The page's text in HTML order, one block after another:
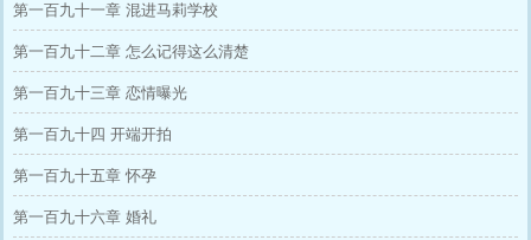
第一百九十一章 混进马莉学校
第一百九十二章 怎么记得这么清楚
第一百九十三章 恋情曝光
第一百九十四 开端开拍
第一百九十五章 怀孕
第一百九十六章 婚礼